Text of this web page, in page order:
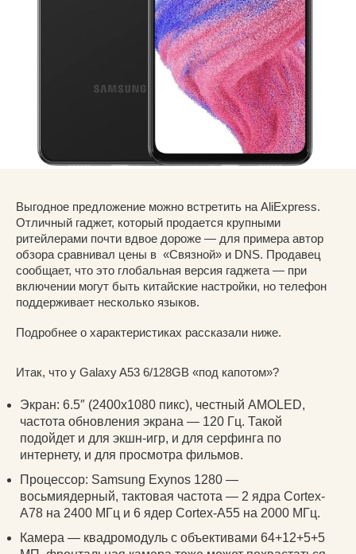
Выгодное предложение можно встретить на AliExpress.
Отличный гаджет, который продается крупными
ритейлерами почти вдвое дороже — для примера автор
обзора сравнивал цены в «Связной» и DNS. Продавец
сообщает, что это глобальная версия гаджета — при
включении могут быть китайские настройки, но телефон
поддерживает несколько языков.
Подробнее о характеристиках рассказали ниже.
Итак, что у Galaxy A53 6/128GB «под капотом»?
Экран: 6.5″ (2400x1080 пикс), честный AMOLED,
частота обновления экрана — 120 Гц. Такой
подойдет и для экшн-игр, и для серфинга по
интернету, и для просмотра фильмов.
Процессор: Samsung Exynos 1280 —
восьмиядерный, тактовая частота — 2 ядра Cortex-
A78 на 2400 МГц и 6 ядер Cortex-A55 на 2000 МГц.
Камера — квадромодуль с объективами 64+12+5+5